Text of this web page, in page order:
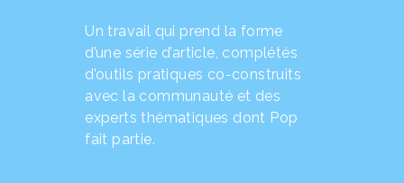
Un travail qui prend la forme
d’une série d’article, complétés
d’outils pratiques co-construits
avec la communauté et des
experts thématiques dont Pop
fait partie.